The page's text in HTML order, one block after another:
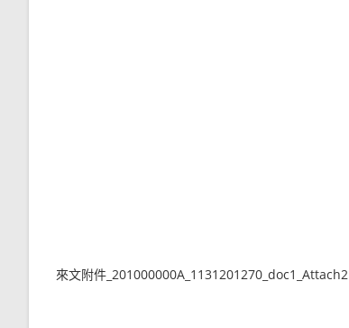
來文附件_201000000A_1131201270_doc1_Attach2